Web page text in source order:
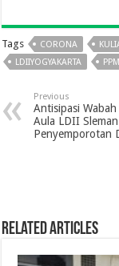
Tags CORONA
LDIIYOGYAKARTA
Previous
Antisipasi
Aula LDII
Penyemporotan
Related Articles